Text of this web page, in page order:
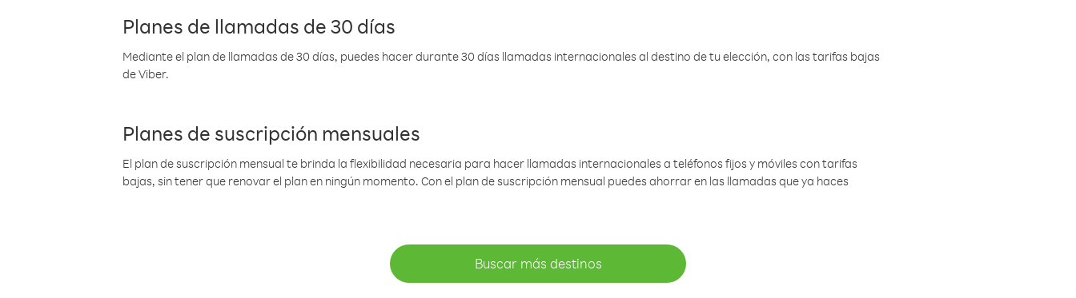
Planes de llamadas de 30 días
Mediante el plan de llamadas de 30 días, puedes hacer durante 30 días llamadas internacionales al destino de tu elección, con las tarifas bajas
de Viber.
Planes de suscripción mensuales
El plan de suscripción mensual te brinda la flexibilidad necesaria para hacer llamadas internacionales a teléfonos fijos y móviles con tarifas
bajas, sin tener que renovar el plan en ningún momento. Con el plan de suscripción mensual puedes ahorrar en las llamadas que ya haces
Buscar más destinos